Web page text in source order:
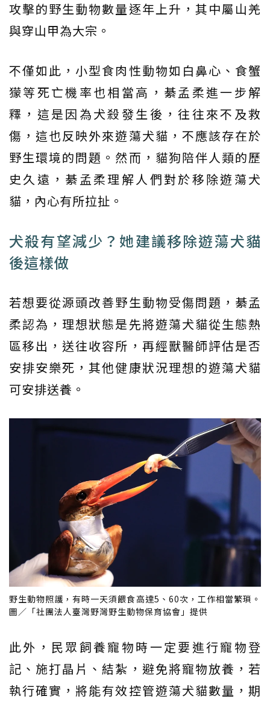
攻擊的野生動物數量逐年上升，其中屬山羌
與穿山甲為大宗。
不僅如此，小型食肉性動物如白鼻心、食蟹
獴等死亡機率也相當高，綦孟柔進一步解
釋，這是因為犬殺發生後，往往來不及救
傷，這也反映外來遊蕩犬貓，不應該存在於
野生環境的問題。然而，貓狗陪伴人類的歷
史久遠，綦孟柔理解人們對於移除遊蕩犬
貓，內心有所拉扯。
犬殺有望減少？她建議移除遊蕩犬貓
後這樣做
若想要從源頭改善野生動物受傷問題，綦孟
柔認為，理想狀態是先將遊蕩犬貓從生態熱
區移出，送往收容所，再經獸醫師評估是否
安排安樂死，其他健康狀況理想的遊蕩犬貓
可安排送養。
野生動物照護，有時一天須餵食高達5、60次，工作相當繁瑣。
圖／「社團法人臺灣野灣野生動物保育協會」提供
此外，民眾飼養寵物時一定要進行寵物登
記、施打晶片、結紮，避免將寵物放養，若
執行確實，將能有效控管遊蕩犬貓數量，期